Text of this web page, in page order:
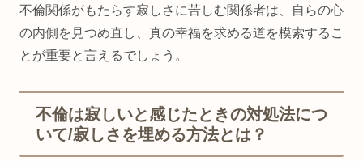
不倫関係がもたらす寂しさに苦しむ関係者は、自らの心
の内側を見つめ直し、真の幸福を求める道を模索するこ
とが重要と言えるでしょう。
不倫は寂しいと感じたときの対処法につ
いて/寂しさを埋める方法とは？